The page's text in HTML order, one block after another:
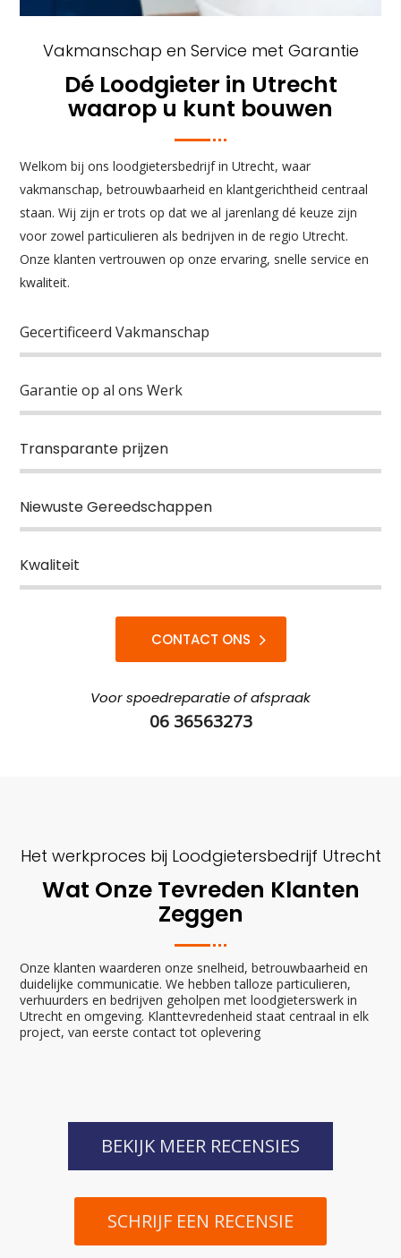
Vakmanschap en Service met Garantie
Dé Loodgieter in Utrecht
waarop u kunt bouwen
Welkom bij ons loodgietersbedrijf in Utrecht, waar
vakmanschap, betrouwbaarheid en klantgerichtheid centraal
staan. Wij zijn er trots op dat we al jarenlang dé keuze zijn
voor zowel particulieren als bedrijven in de regio Utrecht.
Onze klanten vertrouwen op onze ervaring, snelle service en
kwaliteit.
Gecertificeerd Vakmanschap
Garantie op al ons Werk
Transparante prijzen
Niewuste Gereedschappen
Kwaliteit
CONTACT ONS
Voor spoedreparatie of afspraak
06 36563273
Het werkproces bij Loodgietersbedrijf Utrecht
Wat Onze Tevreden Klanten
Zeggen
Onze klanten waarderen onze snelheid, betrouwbaarheid en
duidelijke communicatie. We hebben talloze particulieren,
verhuurders en bedrijven geholpen met loodgieterswerk in
Utrecht en omgeving. Klanttevredenheid staat centraal in elk
project, van eerste contact tot oplevering
BEKIJK MEER RECENSIES
SCHRIJF EEN RECENSIE